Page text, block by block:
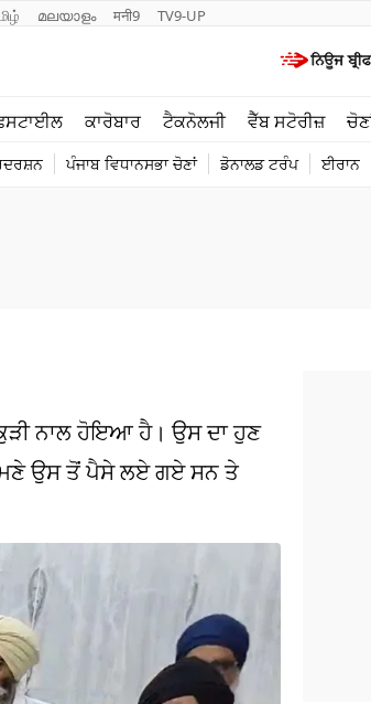
മലയാളം मनी9 TV9-UP
ਕਾਰੋਬਾਰ ਟੈਕਨੋਲਜੀ ਵੈੱਬ ਸਟੋਰੀਜ਼
ਪੰਜਾਬ ਵਿਧਾਨਸਭਾ ਚੋਣਾਂ ਡੋਨਾਲਡ ਟਰੰਪ ਈਰਾਨ
ਟੈਕਨੋਲਜੀ
ਕੁੜੀ ਨਾਲ ਹੋਇਆ ਹੈ। ਉਸ ਦਾ ਹੁਣ
ਉਸ ਤੋਂ ਪੈਸੇ ਲਏ ਗਏ ਸਨ ਤੇ